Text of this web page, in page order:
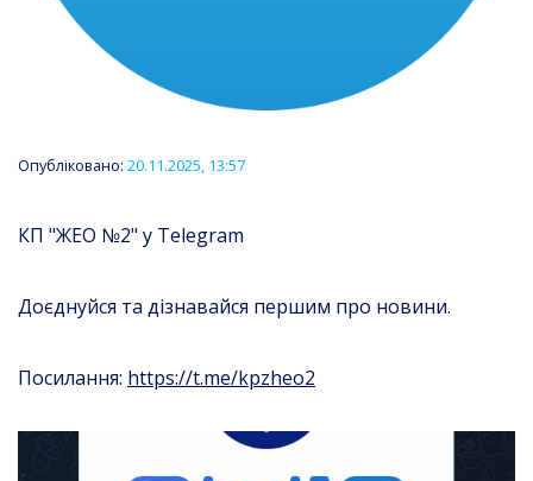
Опубліковано: 20.11.2025, 13:57
КП "ЖЕО №2" у Telegram
Доєднуйся та дізнавайся першим про новини.
Посилання: https://t.me/kpzheo2